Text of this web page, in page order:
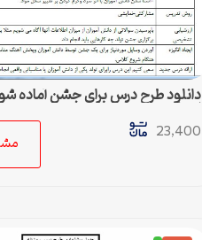
دانلود طرح درس برای جشن آماده
ابتدایی
23,400